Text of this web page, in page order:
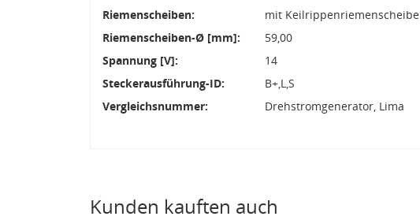
Riemenscheiben:
mit Keilrippenriemenscheibe
Riemenscheiben-Ø [mm]:
59,00
Spannung [V]:
14
Steckerausführung-ID:
B+,L,S
Vergleichsnummer:
Drehstromgenerator, Lima
Kunden kauften auch